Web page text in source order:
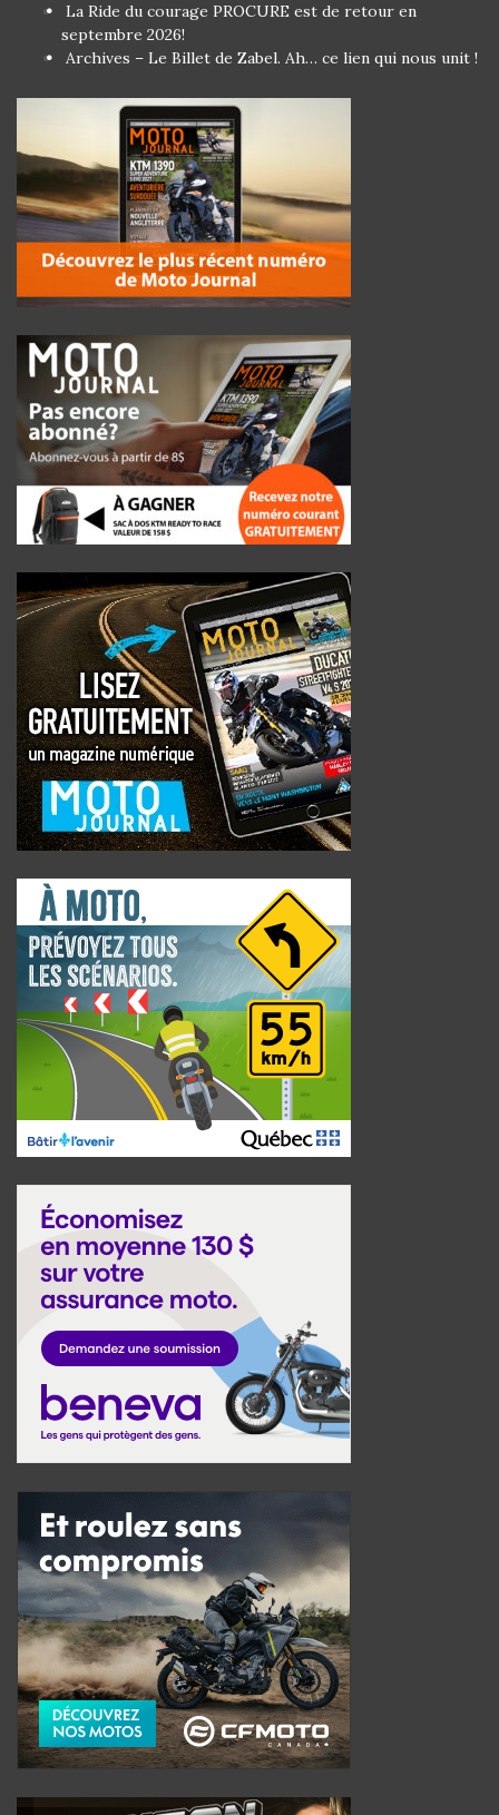
La Ride du courage PROCURE est de retour en
septembre 2026!
Archives – Le Billet de Zabel. Ah… ce lien qui nous unit !